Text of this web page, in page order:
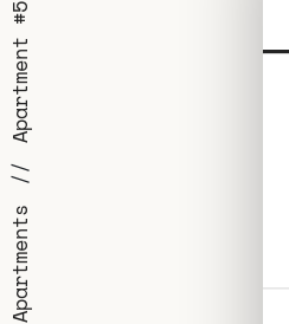
Apartments
Apartment #5